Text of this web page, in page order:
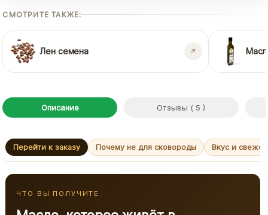
СМОТРИТЕ ТАКЖЕ:
Лен семена
Описание Отзывы ( 5 )
Почему не для сковороды Вкус и
Перейти к заказу
ЧТО ВЫ ПОЛУЧИТЕ